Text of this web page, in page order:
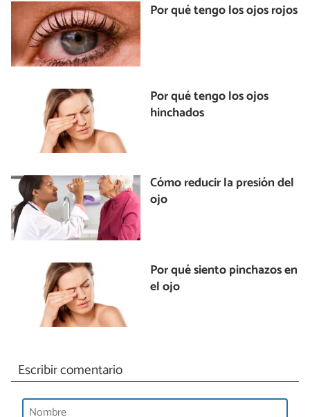
Por qué tengo los ojos rojos
Por qué tengo los ojos
hinchados
Cómo reducir la presión del
ojo
Por qué siento pinchazos en
el ojo
Escribir comentario